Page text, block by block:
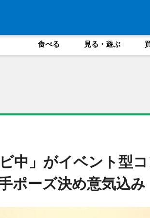
食べる 見る・遊ぶ
中」がイベント型
ポーズ決め意気込み